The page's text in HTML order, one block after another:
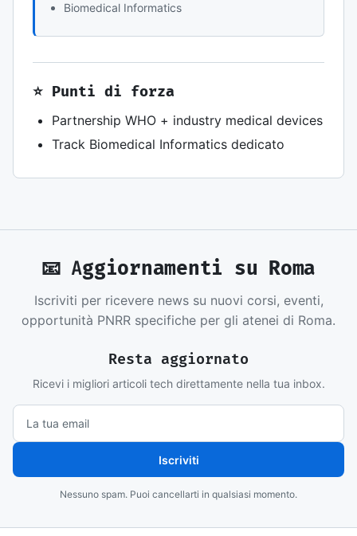
Biomedical Informatics
⭐ Punti di forza
Partnership WHO + industry medical devices
Track Biomedical Informatics dedicato
📧 Aggiornamenti su Roma
Iscriviti per ricevere news su nuovi corsi, eventi,
opportunità PNRR specifiche per gli atenei di Roma.
Resta aggiornato
Ricevi i migliori articoli tech direttamente nella tua inbox.
Iscriviti
Nessuno spam. Puoi cancellarti in qualsiasi momento.